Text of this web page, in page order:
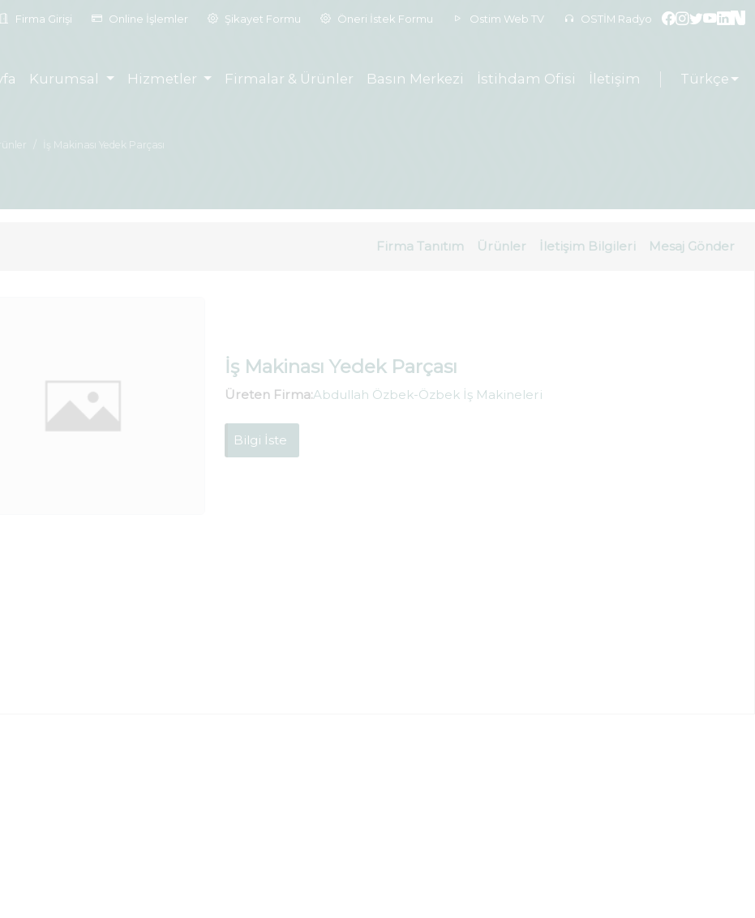
Firma Girişi Online İşlemler Şikayet Formu Öneri İstek Formu Ostim Web TV OSTİM Radyo
Kurumsal Hizmetler Firmalar & Ürünler Basın Merkezi İstihdam Ofisi İletişim Türkçe
İş Makinası Yedek Parçası
Firma Tanıtım Ürünler İletişim Bilgileri Mesaj Gönder
İş Makinası Yedek Parçası
Üreten Firma:Abdullah Özbek-Özbek İş Makineleri
Bilgi İste